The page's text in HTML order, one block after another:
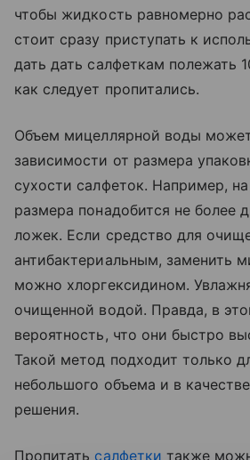
чтобы жидкость равномерно
стоит сразу приступать к
дать дать салфеткам полежать
как следует пропитались.
Объем мицеллярной воды
зависимости от размера
сухости салфеток. Например,
размера понадобится не более
ложек. Если средство для
антибактериальным, заменить
можно хлоргексидином.
очищенной водой. Правда, в
вероятность, что они быстро
Такой метод подходит только
небольшого объема и в
решения.
Пропитать салфетки также